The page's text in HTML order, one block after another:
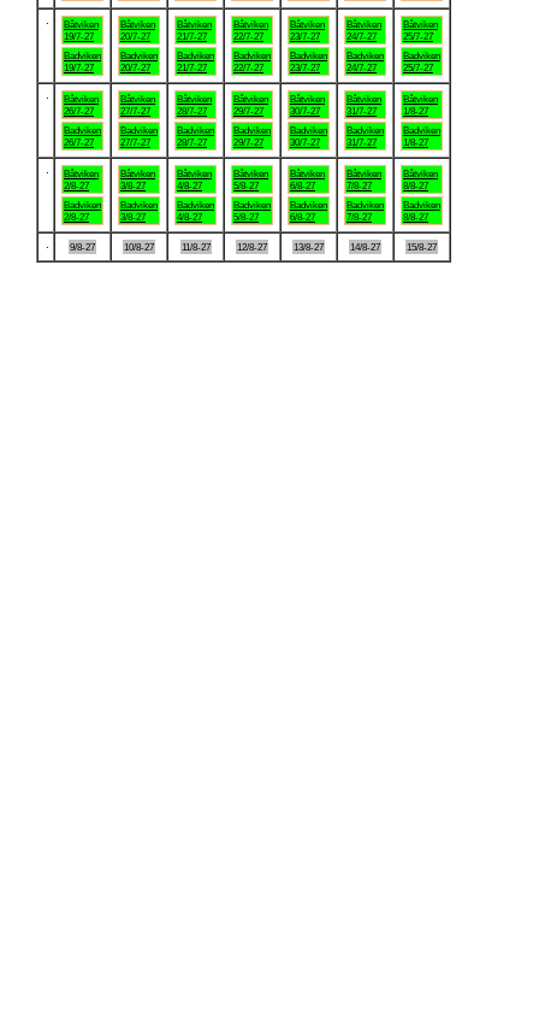
Båtviken
19/7-27
Badviken
19/7-27
Båtviken
20/7-27
Badviken
20/7-27
Båtviken
21/7-27
Badviken
21/7-27
Båtviken
22/7-27
Badviken
22/7-27
Båtviken
23/7-27
Badviken
23/7-27
Båtviken
24/7-27
Badviken
24/7-27
Båtviken
25/7-27
Badviken
25/7-27
Båtviken
26/7-27
Badviken
26/7-27
Båtviken
27/7-27
Badviken
27/7-27
Båtviken
28/7-27
Badviken
28/7-27
Båtviken
29/7-27
Badviken
29/7-27
Båtviken
30/7-27
Badviken
30/7-27
Båtviken
31/7-27
Badviken
31/7-27
Båtviken
1/8-27
Badviken
1/8-27
Båtviken
2/8-27
Badviken
2/8-27
Båtviken
3/8-27
Badviken
3/8-27
Båtviken
4/8-27
Badviken
4/8-27
Båtviken
5/8-27
Badviken
5/8-27
Båtviken
6/8-27
Badviken
6/8-27
Båtviken
7/8-27
Badviken
7/8-27
Båtviken
8/8-27
Badviken
8/8-27
9/8-27 10/8-27 11/8-27 12/8-27 13/8-27 14/8-27 15/8-27